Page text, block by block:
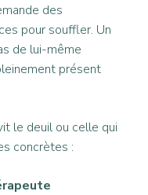
des
pour souffler. Un
de lui-même
présent
le deuil ou celle qui
concrètes :